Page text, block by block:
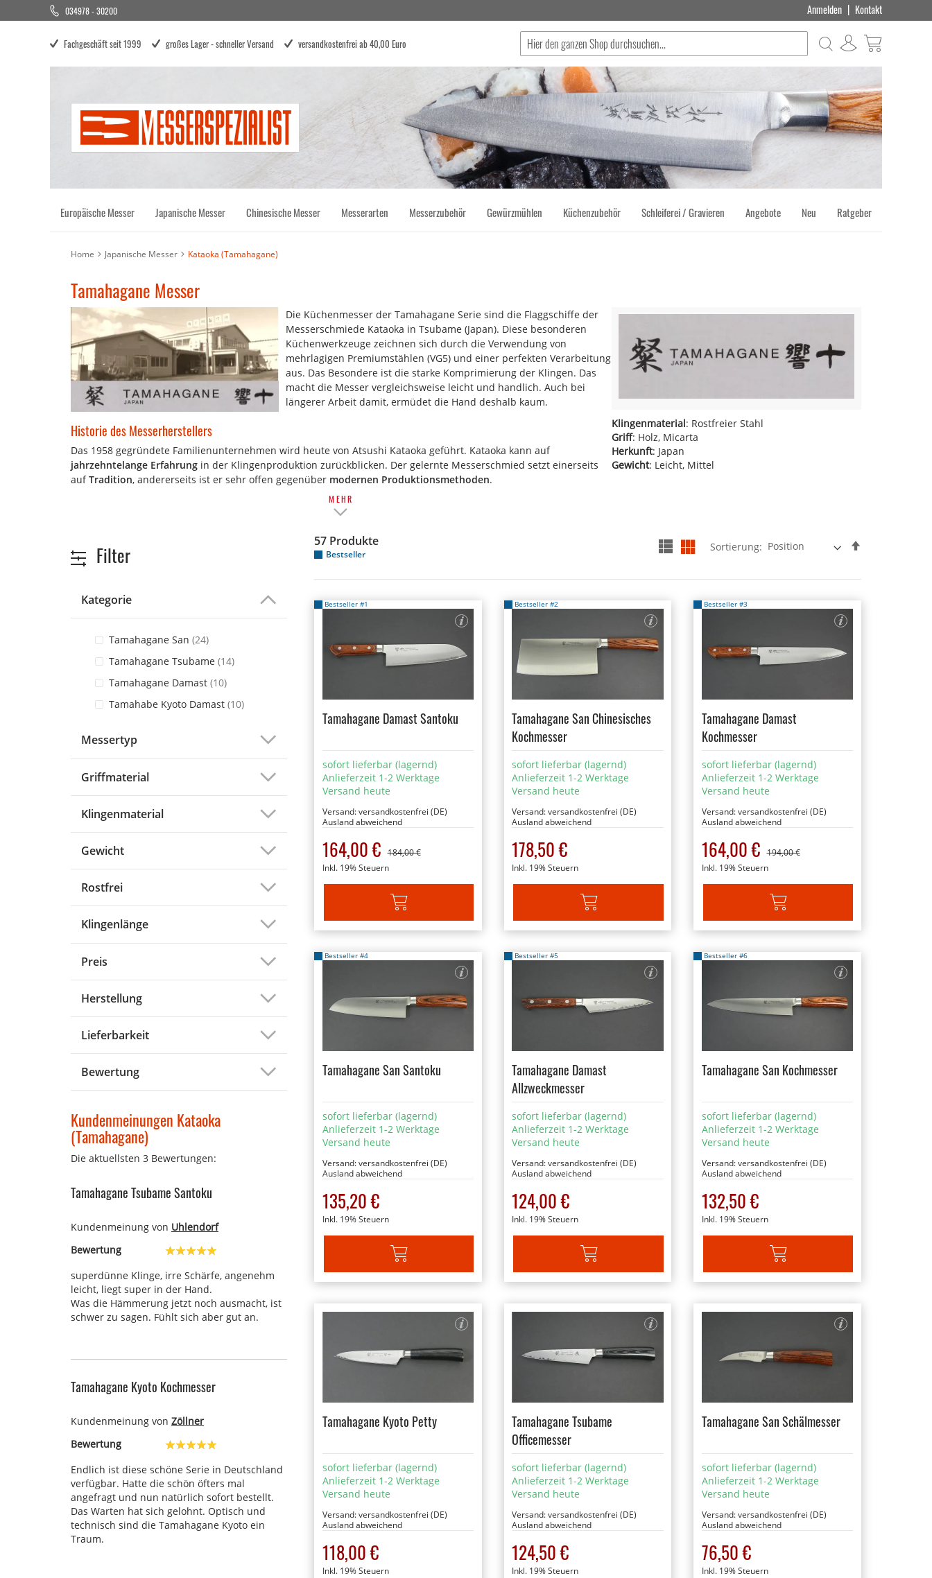
Direkt
Inhalt
034978 - 30200 Anmelden | Kontakt
Fachgeschäft seit 1999 großes Lager - schneller Versand versandkostenfrei ab 40,00 Euro Suche
Suche Produkt(e)
Europäische Messer Japanische Messer Chinesische Messer Messerarten Messerzubehör Gewürzmühlen Küchenzubehör Schleiferei / Gravieren Angebote Neu Ratgeber
Home Japanische Messer Kataoka (Tamahagane)
Tamahagane Messer
Die Küchenmesser der Tamahagane Serie sind die Flaggschiffe der
Messerschmiede Kataoka in Tsubame (Japan). Diese besonderen
Küchenwerkzeuge zeichnen sich durch die Verwendung von
mehrlagigen Premiumstählen (VG5) und einer perfekten Verarbeitung
aus. Das Besondere ist die starke Komprimierung der Klingen. Das
macht die Messer vergleichsweise leicht und handlich. Auch bei
längerer Arbeit damit, ermüdet die Hand deshalb kaum.
Historie des Messerherstellers
Das 1958 gegründete Familienunternehmen wird heute von Atsushi Kataoka geführt. Kataoka kann auf
jahrzehntelange Erfahrung in der Klingenproduktion zurückblicken. Der gelernte Messerschmied setzt einerseits
aufTradition, andererseits ist er sehr offen gegenüber modernen Produktionsmethoden.
MEHR
Klingenmaterial: Rostfreier Stahl
Griff: Holz, Micarta
Herkunft: Japan
Gewicht: Leicht, Mittel
Raster
Liste
57 Produkte
Bestseller
Sortierung:
Bestseller #1
Tamahagane Damast Santoku
sofort lieferbar (lagernd)
Anlieferzeit 1-2 Werktage
Versand heute
Versand: versandkostenfrei (DE)
Ausland abweichend
Sonderangebot
164,00 € 184,00 €
Inkl. 19% Steuern
IN DEN WARENKORB
Bestseller #2
Tamahagane San Chinesisches
Kochmesser
sofort lieferbar (lagernd)
Anlieferzeit 1-2 Werktage
Versand heute
Versand: versandkostenfrei (DE)
Ausland abweichend
178,50 €
Inkl. 19% Steuern
IN DEN WARENKORB
Bestseller #3
Tamahagane Damast
Kochmesser
sofort lieferbar (lagernd)
Anlieferzeit 1-2 Werktage
Versand heute
Versand: versandkostenfrei (DE)
Ausland abweichend
Sonderangebot
164,00 € 194,00 €
Inkl. 19% Steuern
IN DEN WARENKORB
Bestseller #4
Tamahagane San Santoku
sofort lieferbar (lagernd)
Anlieferzeit 1-2 Werktage
Versand heute
Versand: versandkostenfrei (DE)
Ausland abweichend
135,20 €
Inkl. 19% Steuern
IN DEN WARENKORB
Bestseller #5
Tamahagane Damast
Allzweckmesser
sofort lieferbar (lagernd)
Anlieferzeit 1-2 Werktage
Versand heute
Versand: versandkostenfrei (DE)
Ausland abweichend
124,00 €
Inkl. 19% Steuern
IN DEN WARENKORB
Bestseller #6
Tamahagane San Kochmesser
sofort lieferbar (lagernd)
Anlieferzeit 1-2 Werktage
Versand heute
Versand: versandkostenfrei (DE)
Ausland abweichend
132,50 €
Inkl. 19% Steuern
IN DEN WARENKORB
Tamahagane Kyoto Petty
sofort lieferbar (lagernd)
Anlieferzeit 1-2 Werktage
Versand heute
Versand: versandkostenfrei (DE)
Ausland abweichend
118,00 €
Inkl. 19% Steuern
Tamahagane Tsubame
Officemesser
sofort lieferbar (lagernd)
Anlieferzeit 1-2 Werktage
Versand heute
Versand: versandkostenfrei (DE)
Ausland abweichend
124,50 €
Inkl. 19% Steuern
Tamahagane San Schälmesser
sofort lieferbar (lagernd)
Anlieferzeit 1-2 Werktage
Versand heute
Versand: versandkostenfrei (DE)
Ausland abweichend
76,50 €
Inkl. 19% Steuern
Filter
Kategorie
Tamahagane San 24
Artikel
Tamahagane Tsubame 14
Artikel
Tamahagane Damast 10
Artikel
Tamahabe Kyoto Damast 10
Artikel
Messertyp
Griffmaterial
Klingenmaterial
Gewicht
Rostfrei
Klingenlänge
Preis
Herstellung
Lieferbarkeit
Bewertung
Kundenmeinungen Kataoka
(Tamahagane)
Die aktuellsten 3 Bewertungen:
Tamahagane Tsubame Santoku
Kundenmeinung von Uhlendorf
Bewertung
superdünne Klinge, irre Schärfe, angenehm
leicht, liegt super in der Hand.
Was die Hämmerung jetzt noch ausmacht, ist
schwer zu sagen. Fühlt sich aber gut an.
Tamahagane Kyoto Kochmesser
Kundenmeinung von Zöllner
Bewertung
Endlich ist diese schöne Serie in Deutschland
verfügbar. Hatte die schön öfters mal
angefragt und nun natürlich sofort bestellt.
Das Warten hat sich gelohnt. Optisch und
technisch sind die Tamahagane Kyoto ein
Traum.